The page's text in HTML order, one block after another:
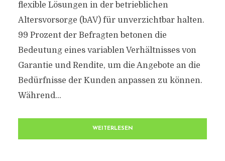
flexible Lösungen in der betrieblichen
Altersvorsorge (bAV) für unverzichtbar halten.
99 Prozent der Befragten betonen die
Bedeutung eines variablen Verhältnisses von
Garantie und Rendite, um die Angebote an die
Bedürfnisse der Kunden anpassen zu können.
Während...
WEITERLESEN